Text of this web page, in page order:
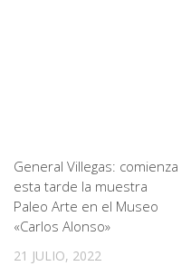
General Villegas: comienza
esta tarde la muestra
Paleo Arte en el Museo
«Carlos Alonso»
21 JULIO, 2022